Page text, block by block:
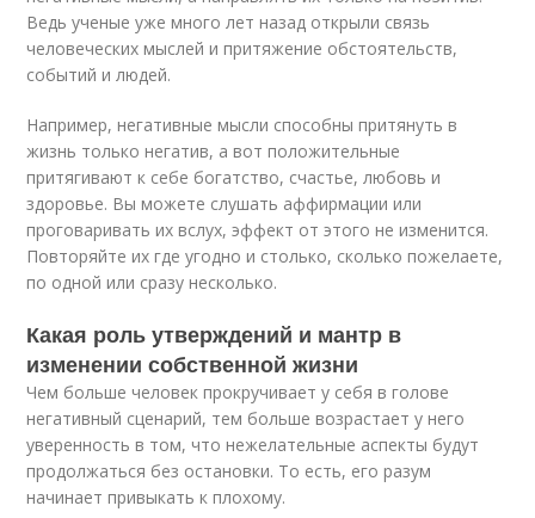
Ведь ученые уже много лет назад открыли связь
человеческих мыслей и притяжение обстоятельств,
событий и людей.
Например, негативные мысли способны притянуть в
жизнь только негатив, а вот положительные
притягивают к себе богатство, счастье, любовь и
здоровье. Вы можете слушать аффирмации или
проговаривать их вслух, эффект от этого не изменится.
Повторяйте их где угодно и столько, сколько пожелаете,
по одной или сразу несколько.
Какая роль утверждений и мантр в
изменении собственной жизни
Чем больше человек прокручивает у себя в голове
негативный сценарий, тем больше возрастает у него
уверенность в том, что нежелательные аспекты будут
продолжаться без остановки. То есть, его разум
начинает привыкать к плохому.